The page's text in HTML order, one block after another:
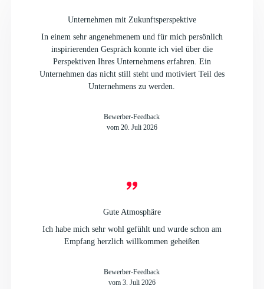
Ja, ich möchte über neue Stellenangebote informiert werden. Zu
diesem Zweck stimme ich der Verarbeitung meiner Daten für das
Unternehmen mit Zukunftsperspektive
In einem sehr angenehmenem und für mich persönlich
inspirierenden Gespräch konnte ich viel über die
Perspektiven Ihres Unternehmens erfahren. Ein
Unternehmen das nicht still steht und motiviert Teil des
Unternehmens zu werden.
Bewerber-Feedback
vom 20. Juli 2026
Gute Atmosphäre
Ich habe mich sehr wohl gefühlt und wurde schon am
Empfang herzlich willkommen geheißen
Bewerber-Feedback
vom 3. Juli 2026